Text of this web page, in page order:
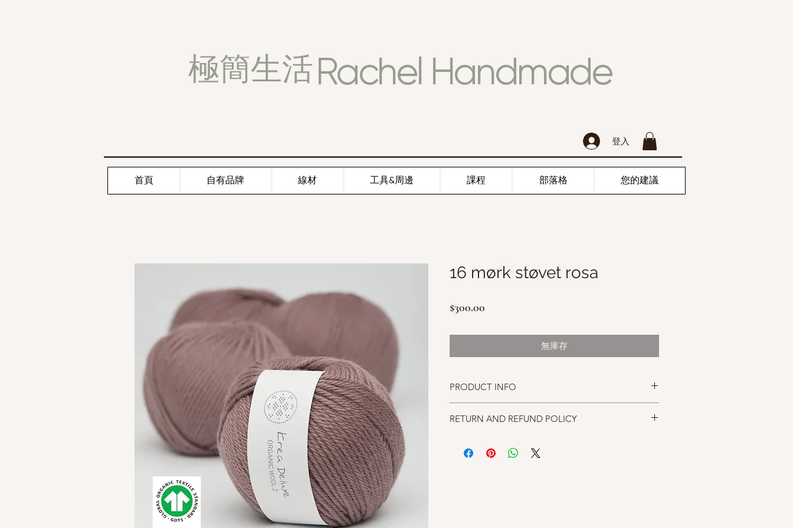
極簡生活Rachel Handmade
登入
首頁 自有品牌 線材 工具&周邊 課程 部落格 您的建議
16 mørk støvet rosa
$300.00
無庫存
PRODUCT INFO
碼重 50g (1.7oz) approx. 85m
RETURN AND REFUND POLICY
仔細斟酌，因數量有限，售出後無法退換，敬請見諒。